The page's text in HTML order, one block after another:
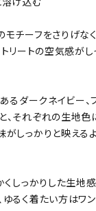
モチーフをさりげな
リートの空気感がし
るダークネイビー、
、それぞれの生地色
がしっかりと映える
しっかりした生地
ゆるく着たい方はワ